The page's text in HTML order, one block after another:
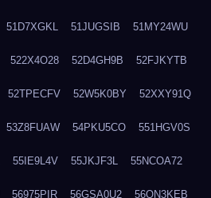
51D7XGKL 51JUGSIB 51MY24WU
522X4O28 52D4GH9B 52FJKYTB
52TPECFV 52W5K0BY 52XXY91Q
53Z8FUAW 54PKU5CO 551HGV0S
55IE9L4V 55JKJF3L 55NCOA72
56975PIR 56GSA0U2 56QN3KEB